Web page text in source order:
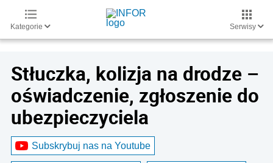
Kategorie Serwisy
Stłuczka, kolizja na drodze –
oświadczenie, zgłoszenie do
ubezpieczyciela
Subskrybuj nas na Youtube